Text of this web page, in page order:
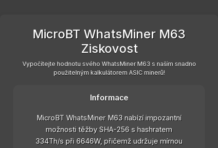
MicroBT WhatsMiner M63
Ziskovost
Vypočítejte hodnotu svého WhatsMiner M63 s naším snadno
použitelným kalkulátorem ASIC minerů!
Informace
MicroBT WhatsMiner M63 nabízí impozantní
možnosti těžby SHA-256 s hashratem
334Th/s při 6646W, přičemž udržuje mírnou